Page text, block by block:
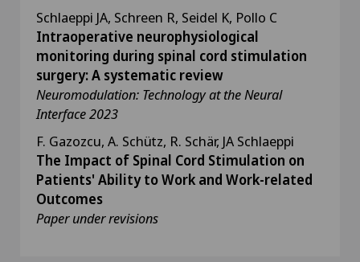
Schlaeppi JA, Schreen R, Seidel K, Pollo C
Intraoperative neurophysiological
monitoring during spinal cord stimulation
surgery: A systematic review
Neuromodulation: Technology at the Neural
Interface 2023
F. Gazozcu, A. Schütz, R. Schär, JA Schlaeppi
The Impact of Spinal Cord Stimulation on
Patients' Ability to Work and Work-related
Outcomes
Paper under revisions